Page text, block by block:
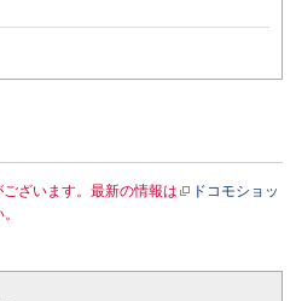
ざいます。最新の情報は
ドコモショッ